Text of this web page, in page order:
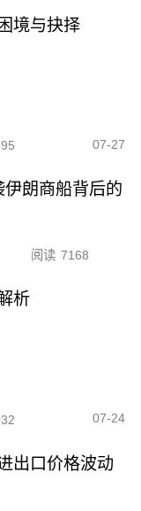
境与抉择
07-27
朗商船背后的
阅读 7168
析
07-24
出口价格波动